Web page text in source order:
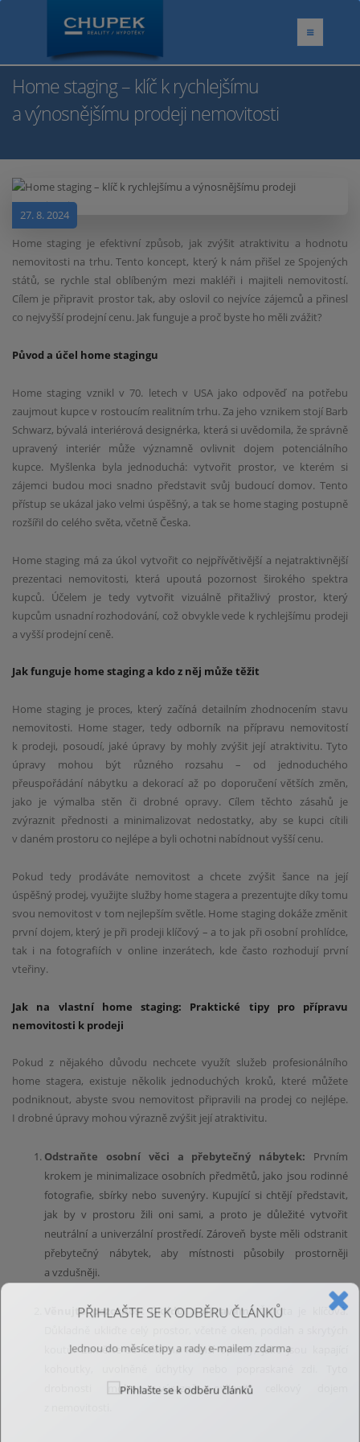
Home staging – klíč k rychlejšímu
a výnosnějšímu prodeji nemovitosti
27. 8. 2024
Home staging je efektivní způsob, jak zvýšit atraktivitu a hodnotu
nemovitosti na trhu. Tento koncept, který k nám přišel ze Spojených
států, se rychle stal oblíbeným mezi makléři i majiteli nemovitostí.
Cílem je připravit prostor tak, aby oslovil co nejvíce zájemců a přinesl
co nejvyšší prodejní cenu. Jak funguje a proč byste ho měli zvážit?
Původ a účel home stagingu
Home staging vznikl v 70. letech v USA jako odpověď na potřebu
zaujmout kupce v rostoucím realitním trhu. Za jeho vznikem stojí Barb
Schwarz, bývalá interiérová designérka, která si uvědomila, že správně
upravený interiér může významně ovlivnit dojem potenciálního
kupce. Myšlenka byla jednoduchá: vytvořit prostor, ve kterém si
zájemci budou moci snadno představit svůj budoucí domov. Tento
přístup se ukázal jako velmi úspěšný, a tak se home staging postupně
rozšířil do celého světa, včetně Česka.
Home staging má za úkol vytvořit co nejpřívětivější a nejatraktivnější
prezentaci nemovitosti, která upoutá pozornost širokého spektra
kupců. Účelem je tedy vytvořit vizuálně přitažlivý prostor, který
kupcům usnadní rozhodování, což obvykle vede k rychlejšímu prodeji
a vyšší prodejní ceně.
Jak funguje home staging a kdo z něj může těžit
Home staging je proces, který začíná detailním zhodnocením stavu
nemovitosti. Home stager, tedy odborník na přípravu nemovitostí
k prodeji, posoudí, jaké úpravy by mohly zvýšit její atraktivitu. Tyto
úpravy mohou být různého rozsahu – od jednoduchého
přeuspořádání nábytku a dekorací až po doporučení větších změn,
jako je výmalba stěn či drobné opravy. Cílem těchto zásahů je
zvýraznit přednosti a minimalizovat nedostatky, aby se kupci cítili
v daném prostoru co nejlépe a byli ochotni nabídnout vyšší cenu.
Pokud tedy prodáváte nemovitost a chcete zvýšit šance na její
úspěšný prodej, využijte služby home stagera a prezentujte díky tomu
svou nemovitost v tom nejlepším světle. Home staging dokáže změnit
první dojem, který je při prodeji klíčový – a to jak při osobní prohlídce,
tak i na fotografiích v online inzerátech, kde často rozhodují první
vteřiny.
Jak na vlastní home staging: Praktické tipy pro přípravu
nemovitosti k prodeji
Pokud z nějakého důvodu nechcete využít služeb profesionálního
home stagera, existuje několik jednoduchých kroků, které můžete
podniknout, abyste svou nemovitost připravili na prodej co nejlépe.
I drobné úpravy mohou výrazně zvýšit její atraktivitu.
Odstraňte osobní věci a přebytečný nábytek: Prvním
krokem je minimalizace osobních předmětů, jako jsou rodinné
fotografie, sbírky nebo suvenýry. Kupující si chtějí představit,
jak by v prostoru žili oni sami, a proto je důležité vytvořit
neutrální a univerzální prostředí. Zároveň byste měli odstranit
přebytečný nábytek, aby místnosti působily prostorněji
a vzdušněji.
Věnujte pozornost úklidu a opravám:Čistota je klíčová.
koutů. Zaměřte se také na menší opravy, jako jsou kapající
drobnosti mohou výrazně ovlivnit celkový dojem
PŘIHLAŠTE SE K ODBĚRU ČLÁNKŮ
Jednou do měsíce tipy a rady e-mailem zdarma